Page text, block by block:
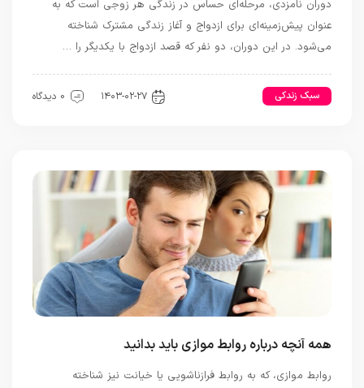
دوران نامزدی، مرحله‌ای حساس در زندگی هر زوجی است که به
عنوان پیش‌زمینه‌ای برای ازدواج و آغاز زندگی مشترک شناخته
می‌شود. در این دوران، دو نفر که قصد ازدواج با یکدیگر را …
سبک زندکی ۱۴۰۳-۰۲-۲۷ 0 دیدگاه
همه آنچه درباره روابط موازی باید بدانید
روابط موازی، که به روابط فرازناشویی یا خیانت نیز شناخته